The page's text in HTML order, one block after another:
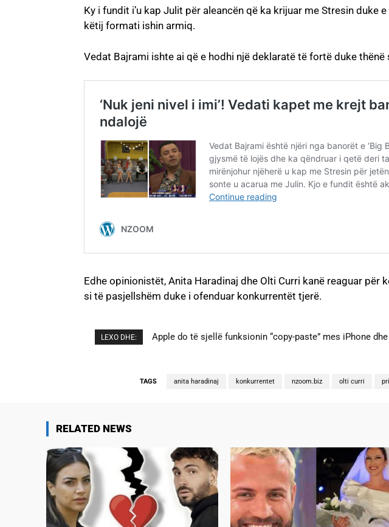
Ky i fundit i’u kap Julit për aleancën që ka krijuar me Stresin duke
këtij formati ishin armiq.
Vedat Bajrami ishte ai që e hodhi një deklaratë të fortë duke thënë
Edhe opinionistët, Anita Haradinaj dhe Olti Curri kanë reaguar për
si të pasjellshëm duke i ofenduar konkurrentët tjerë.
LEXO DHE: Cristiano Ronaldo dhe Georgina martohen këtë të shtunë,
TAGS anita haradinaj konkurrentet nzoom.biz olti curri
RELATED NEWS